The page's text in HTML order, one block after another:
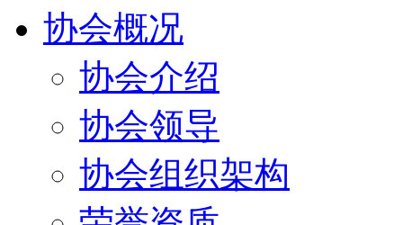
协会概况
协会介绍
协会领导
协会组织架构